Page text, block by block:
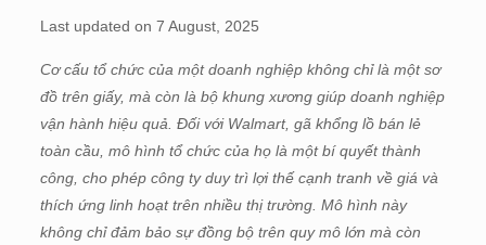
Last updated on 7 August, 2025
Cơ cấu tổ chức của một doanh nghiệp không chỉ là một sơ
đồ trên giấy, mà còn là bộ khung xương giúp doanh nghiệp
vận hành hiệu quả. Đối với Walmart, gã khổng lồ bán lẻ
toàn cầu, mô hình tổ chức của họ là một bí quyết thành
công, cho phép công ty duy trì lợi thế cạnh tranh về giá và
thích ứng linh hoạt trên nhiều thị trường. Mô hình này
không chỉ đảm bảo sự đồng bộ trên quy mô lớn mà còn